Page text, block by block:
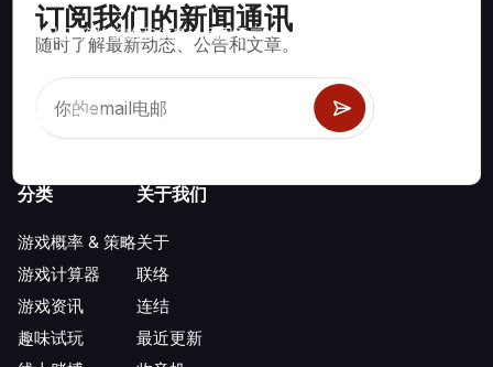
订阅我们的新闻通讯
随时了解最新动态、公告和文章。
数学上正确的策略和信息，适用于二十一点、掷骰子、轮盘赌等
数百种可玩的赌场游戏。
分类
游戏概率 & 策略
游戏计算器
游戏资讯
趣味试玩
关于我们
关于
联络
连结
最近更新